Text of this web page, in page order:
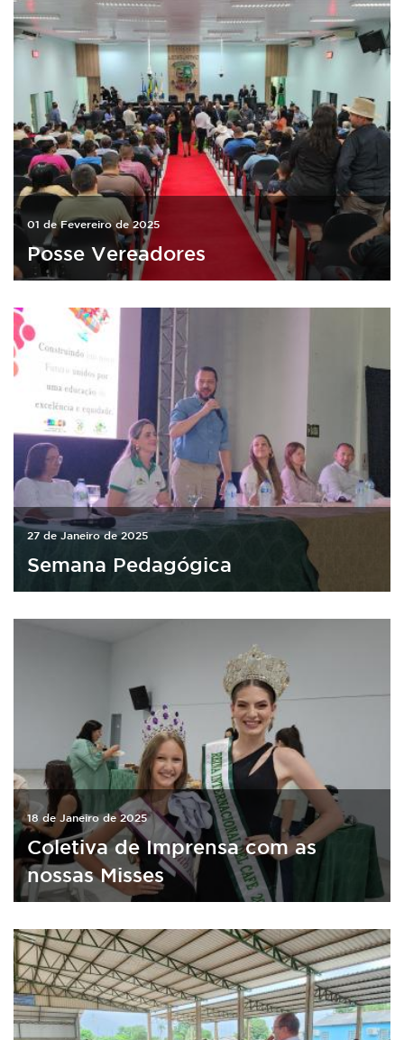
01 de Fevereiro de 2025
Posse Vereadores
27 de Janeiro de 2025
Semana Pedagógica
18 de Janeiro de 2025
Coletiva de Imprensa com as
nossas Misses